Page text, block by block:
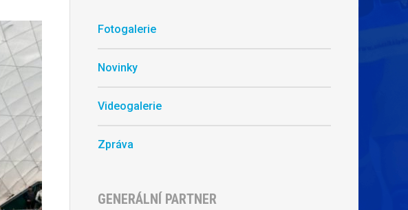
Fotogalerie
Novinky
Videogalerie
Zpráva
GENERÁLNÍ PARTNER